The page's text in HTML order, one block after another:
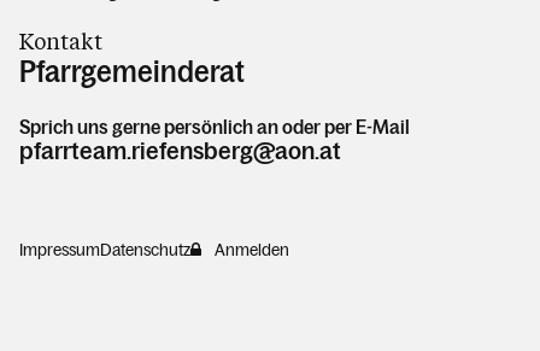
Kontakt
Pfarrgemeinderat
Sprich uns gerne persönlich an oder per E-Mail
pfarrteam.riefensberg@aon.at
ImpressumDatenschutz Anmelden